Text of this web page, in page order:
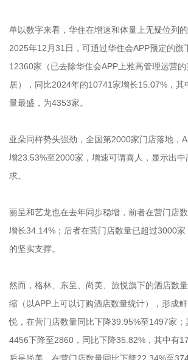
单以数字来看，华住在增速和体量上无疑位列
2025年12月31日，可通过华住会APP预定的旗
12360家（已去除华住会APP上雅高管理运营
居），同比2024年的10741家增长15.07%，其
量最盛，为4353家。
亚朵同样势头强劲，全国第2000家门店落地，
增23.53%至2000家，增速可谓喜人，显示出
求。
丽呈和艺龙也在去年同步稳增，前者在营门店
增长34.14%；后者在营门店数量已超过3000
的坚实支撑。
然而，格林、东呈、尚美、旅悦旗下的酒店数
缩（以APP上可以订购酒店数量统计），形成
悦，在营门店数量同比下降39.95%至1497家
4456下降至2860，同比下降35.82%，其中有
后是尚美，在营门店数量同比下降22.34%至